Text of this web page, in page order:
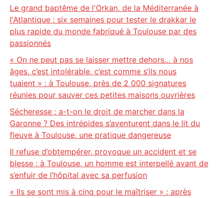
Le grand baptême de l'Orkan, de la Méditerranée à
l'Atlantique : six semaines pour tester le drakkar le
plus rapide du monde fabriqué à Toulouse par des
passionnés
« On ne peut pas se laisser mettre dehors… à nos
âges, c’est intolérable, c’est comme s’ils nous
tuaient » : à Toulouse, près de 2 000 signatures
réunies pour sauver ces petites maisons ouvrières
Sécheresse : a-t-on le droit de marcher dans la
Garonne ? Des intrépides s’aventurent dans le lit du
fleuve à Toulouse, une pratique dangereuse
Il refuse d’obtempérer, provoque un accident et se
blesse : à Toulouse, un homme est interpellé avant de
s’enfuir de l’hôpital avec sa perfusion
« Ils se sont mis à cinq pour le maîtriser » : après